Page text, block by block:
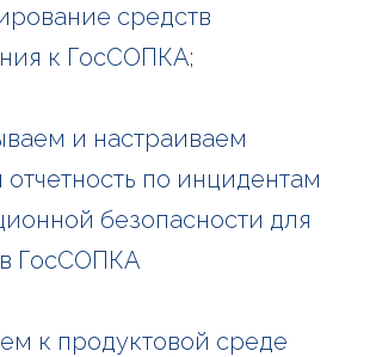
средств
к ГосСОПКА;
и настраиваем
по инцидентам
безопасности для
ГосСОПКА
к продуктовой среде